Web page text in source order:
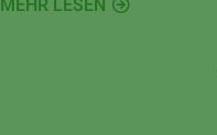
Natur jede Menge
MEHR LESEN